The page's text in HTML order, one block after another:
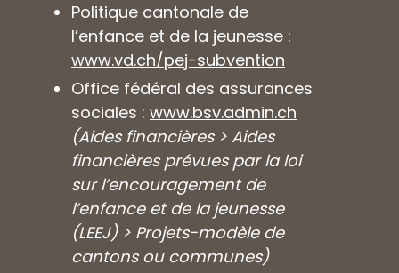
Politique cantonale de
l’enfance et de la jeunesse :
www.vd.ch/pej-subvention
Office fédéral des assurances
sociales : www.bsv.admin.ch
(Aides financières > Aides
financières prévues par la loi
sur l’encouragement de
l’enfance et de la jeunesse
(LEEJ) > Projets-modèle de
cantons ou communes)